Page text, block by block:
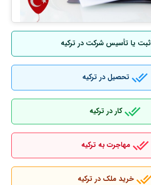
ثبت یا تأسیس شرکت در ترکیه
تحصیل در ترکیه
کار در ترکیه
مهاجرت به ترکیه
خرید ملک در ترکیه